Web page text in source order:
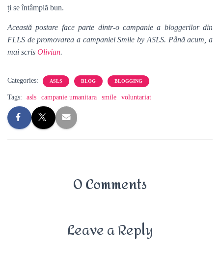
ți se întâmplă bun.
Această postare face parte dintr-o campanie a bloggerilor din
FLLS de promovarea a campaniei Smile by ASLS. Până acum, a
mai scris Olivian.
Categories: ASLS BLOG BLOGGING
Tags: asls campanie umanitara smile voluntariat
0 Comments
Leave a Reply